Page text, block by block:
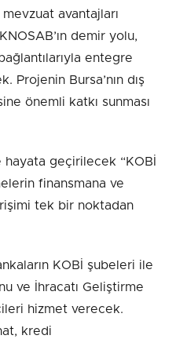
avantajları
demir yolu,
entegre
Bursa’nın dış
önemli katkı sunması
geçirilecek “KOBİ
finansmana ve
tek bir noktadan
KOBİ şubeleri ile
ve İhracatı Geliştirme
hizmet verecek.
kredi